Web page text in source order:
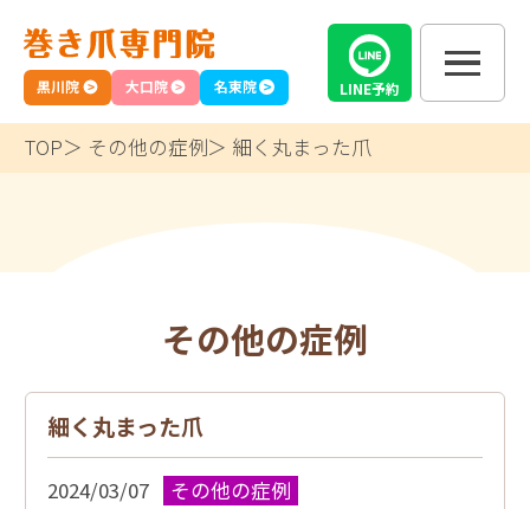
名東院
黒川院 大口院 LINE予約
TOP その他の症例 細く丸まった爪
その他の症例
細く丸まった爪
2024/03/07 その他の症例